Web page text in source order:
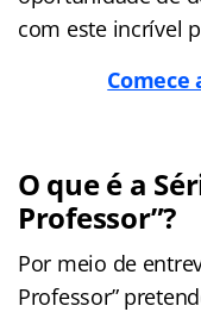
com este incrível
Comece
O que é a
Professor”?
Por meio de
Professor”